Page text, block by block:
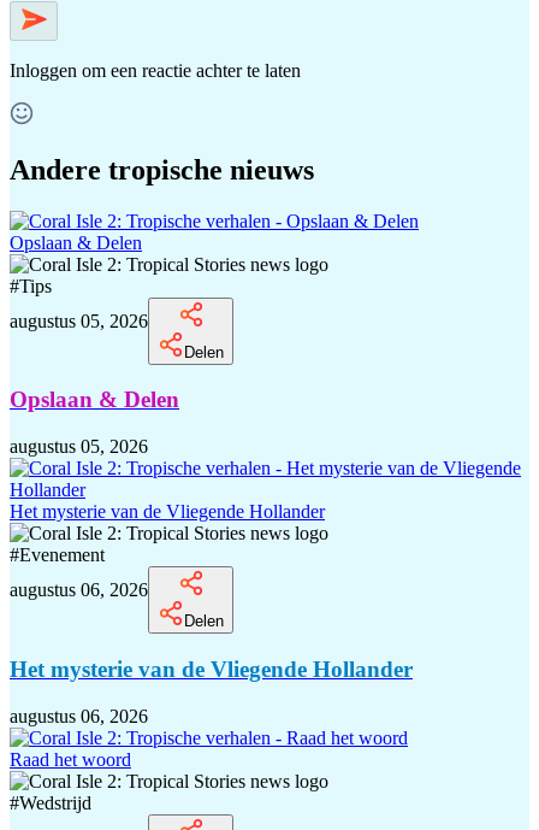
Inloggen om een reactie achter te laten
Andere tropische nieuws
Opslaan & Delen
#Tips
augustus 05, 2026
Delen
Opslaan & Delen
augustus 05, 2026
Het mysterie van de Vliegende Hollander
#Evenement
augustus 06, 2026
Delen
Het mysterie van de Vliegende Hollander
augustus 06, 2026
Raad het woord
#Wedstrijd